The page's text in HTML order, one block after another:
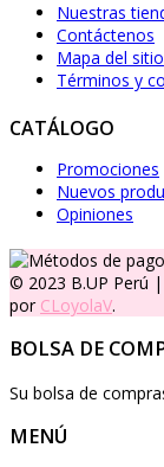
Nuestras
Contáctenos
Mapa del sitio
Términos y
CATÁLOGO
Promociones
Nuevos
Opiniones
© 2023 B.UP Perú
por CLoyolaV.
BOLSA DE
Su bolsa de
MENÚ